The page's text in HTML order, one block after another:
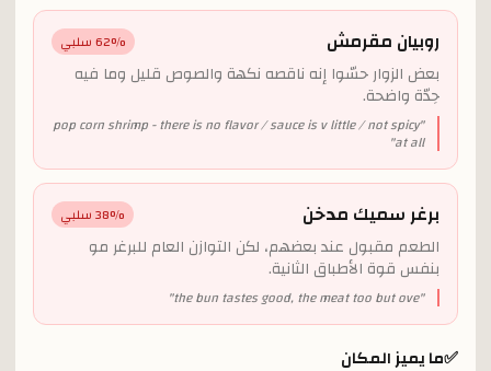
روبيان مقرمش 62% سلبي
بعض الزوار حسّوا إنه ناقصه نكهة والصوص قليل وما فيه
حِدّة واضحة.
"
pop corn shrimp - there is no flavor / sauce is v little / not spicy
at all
"
برغر سميك مدخن 38% سلبي
الطعم مقبول عند بعضهم، لكن التوازن العام للبرغر مو
بنفس قوة الأطباق الثانية.
"
the bun tastes good, the meat too but ove
"
✅ما يميز المكان